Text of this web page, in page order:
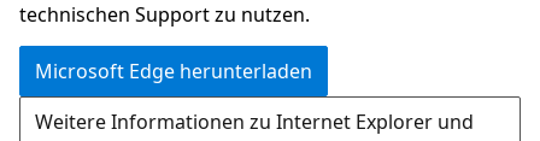
technischen Support zu nutzen.
Microsoft Edge herunterladen
Weitere Informationen zu Internet Explorer und